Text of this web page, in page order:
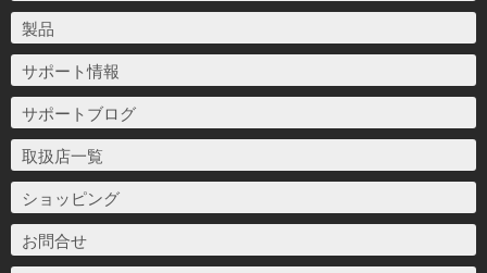
製品
サポート情報
サポートブログ
取扱店一覧
ショッピング
お問合せ